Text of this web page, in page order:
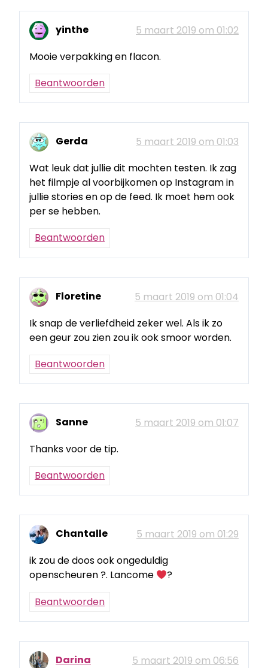
yinthe
5 maart 2019 om 01:02
Mooie verpakking en flacon.
Beantwoorden
Gerda
5 maart 2019 om 01:03
Wat leuk dat jullie dit mochten testen. Ik zag
het filmpje al voorbijkomen op Instagram in
jullie stories en op de feed. Ik moet hem ook
per se hebben.
Beantwoorden
Floretine
5 maart 2019 om 01:04
Ik snap de verliefdheid zeker wel. Als ik zo
een geur zou zien zou ik ook smoor worden.
Beantwoorden
Sanne
5 maart 2019 om 01:07
Thanks voor de tip.
Beantwoorden
Chantalle
5 maart 2019 om 01:29
ik zou de doos ook ongeduldig
openscheuren ?. Lancome
?
Beantwoorden
Darina
5 maart 2019 om 06:56